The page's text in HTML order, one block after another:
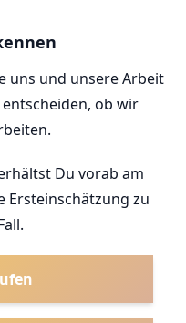
uns und unsere Arbeit
ob wir
Du vorab am
Ersteinschätzung zu